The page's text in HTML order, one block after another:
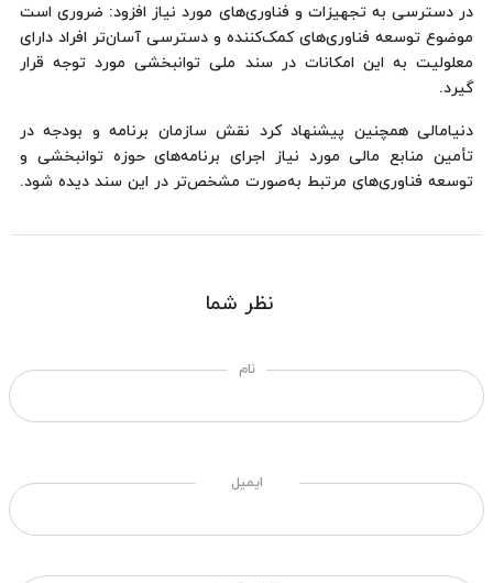
در دسترسی به تجهیزات و فناوری‌های مورد نیاز افزود: ضروری است
موضوع توسعه فناوری‌های کمک‌کننده و دسترسی آسان‌تر افراد دارای
معلولیت به این امکانات در سند ملی توانبخشی مورد توجه قرار
گیرد.
دنیامالی همچنین پیشنهاد کرد نقش سازمان برنامه و بودجه در
تأمین منابع مالی مورد نیاز اجرای برنامه‌های حوزه توانبخشی و
توسعه فناوری‌های مرتبط به‌صورت مشخص‌تر در این سند دیده شود.
نظر شما
نام
ایمیل